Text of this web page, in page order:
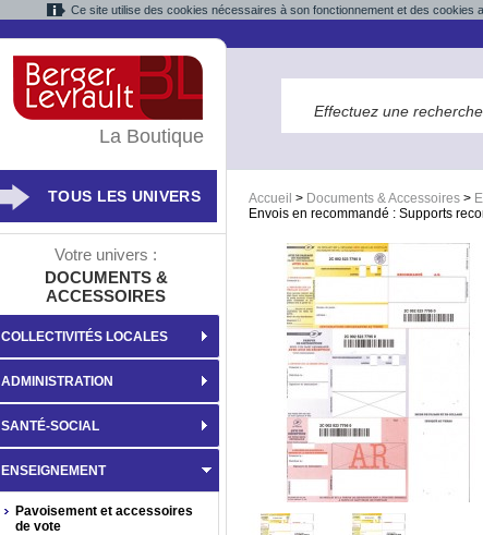
Ce site utilise des cookies nécessaires à son fonctionnement et des cookies
Accueil > Documents & Accessoires >
Envois en recommandé : Supports
La Boutique
TOUS LES UNIVERS
Votre univers :
DOCUMENTS &
ACCESSOIRES
COLLECTIVITÉS LOCALES
ADMINISTRATION
SANTÉ-SOCIAL
ENSEIGNEMENT
Pavoisement et accessoires
de vote